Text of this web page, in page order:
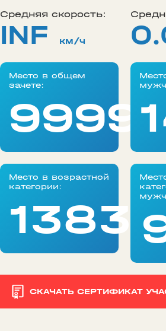
Средняя скорость:
INF км/ч
Место в общем
зачете:
Место в возрастной
категории:
1383
СКАЧАТЬ СЕРТИФИКАТ